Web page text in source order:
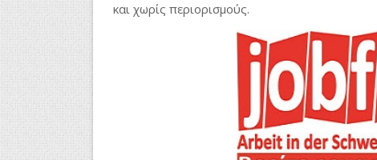
και χωρίς περιορισμούς.